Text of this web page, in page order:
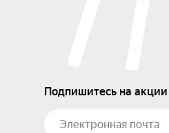
Подпишитесь на